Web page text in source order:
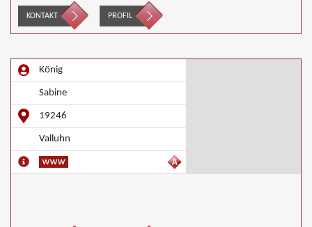
KONTAKT PROFIL
König
Sabine
19246
Valluhn